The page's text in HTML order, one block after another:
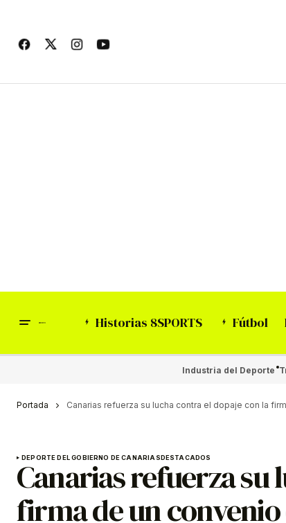
Historias 8SPORTS Fútbol
Industria del Deporte
Portada Canarias refuerza su lucha contra el dopaje con la
DEPORTE DEL GOBIERNO DE CANARIASDESTACADOS
Canarias refuerza su
firma de un